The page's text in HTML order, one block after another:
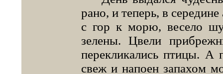
рано, и теперь, в
с гор к морю, весело
зелены. Цвели
перекликались птицы. А
свеж и напоен запахом